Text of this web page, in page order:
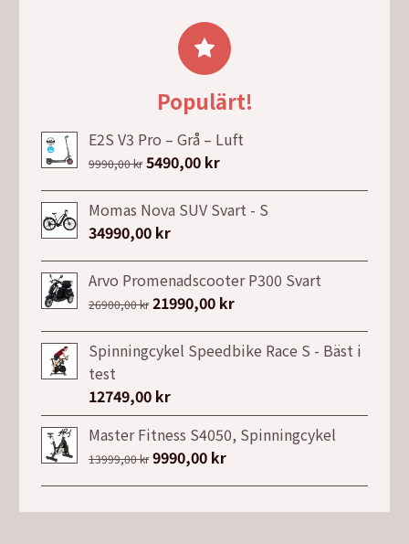
3999,00 kr.
är:
2999,00 kr.
Populärt!
E2S V3 Pro – Grå – Luft
9990,00kr Det
ursprungliga
priset
var:
5490,00 krDet
nuvarande
priset
Momas Nova SUV Svart - S
34990,00 kr
Arvo Promenadscooter P300 Svart
26900,00kr Det
ursprungliga
priset
26900,00 kr.
21990,00 krDet
nuvarande
priset
Spinningcykel Speedbike Race S - Bäst i
test
12749,00 kr
Master Fitness S4050, Spinningcykel
13999,00kr Det
ursprungliga
9990,00 krDet
nuvarande